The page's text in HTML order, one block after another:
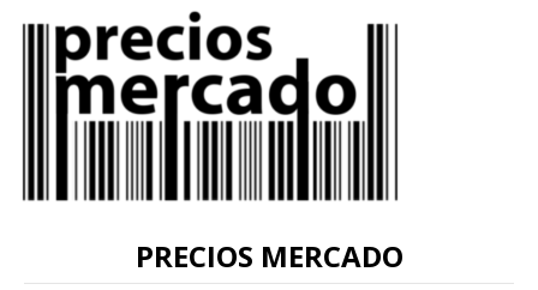
PRECIOS MERCADO